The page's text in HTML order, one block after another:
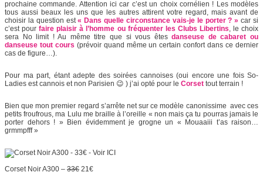
prochaine commande. Attention ici car c’est un choix cornélien ! Les modèles
tous aussi beaux les uns que les autres attirent votre regard, mais avant de
choisir la question est« Dans quelle circonstance vais-je le porter ? » car si
c’est pourfaire plaisir à l’homme ou fréquenter les Clubs Libertins , le choix
sera No limit ! Au même titre que si vous êtesdanseuse de cabaret ou
danseuse tout cours (prévoir quand même un certain confort dans ce dernier
cas de figure…).
Pour ma part, étant adepte des soirées cannoises (oui encore une fois So-
Ladies est cannois et non Parisien 😉 ) j’ai opté pour le Corset tout terrain !
Bien que mon premier regard s’arrête net sur ce modèle canonissime avec ces
petits froufrous, ma Lulu me braille à l’oreille « non mais ça tu pourras jamais le
porter dehors ! » Bien évidemment je grogne un « Mouaaiii t’as raison…
grmmpfff »
Corset Noir A300 – 33€ 21€